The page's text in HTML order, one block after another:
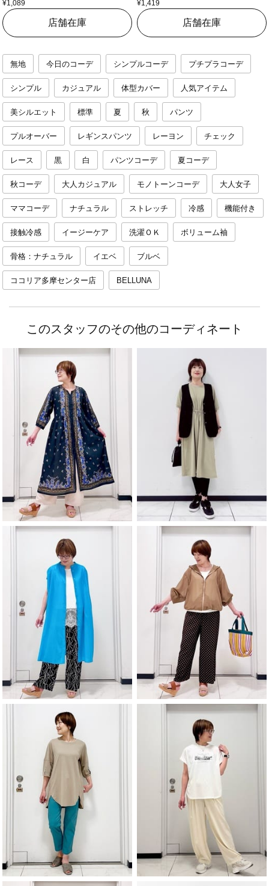
¥1,089
店舗在庫
¥1,419
店舗在庫
無地 今日のコーデ シンプルコーデ プチプラコーデ
シンプル カジュアル 体型カバー 人気アイテム
美シルエット 標準 夏 秋 パンツ
プルオーバー レギンスパンツ レーヨン チェック
レース 黒 白 パンツコーデ 夏コーデ
秋コーデ 大人カジュアル モノトーンコーデ 大人女子
ママコーデ ナチュラル ストレッチ 冷感 機能付き
接触冷感 イージーケア 洗濯ＯＫ ボリューム袖
骨格：ナチュラル イエベ ブルベ
ココリア多摩センター店 BELLUNA
このスタッフのその他のコーディネート